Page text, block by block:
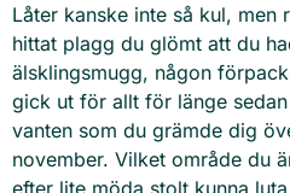
Låter kanske inte så kul, men
hittat plagg du glömt att du
älsklingsmugg, någon
gick ut för allt för länge
vanten som du grämde dig
november. Vilket område du
efter lite möda stolt kunna